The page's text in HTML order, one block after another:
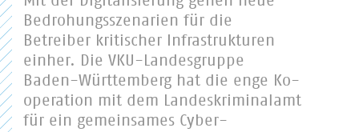
Bedrohungsszenarien für die
Betreiber kritischer Infrastrukturen
einher. Die VKU-Landesgruppe
Baden-Württemberg hat die enge Ko-
operation mit dem Landeskriminalamt
für ein gemeinsames Cyber-